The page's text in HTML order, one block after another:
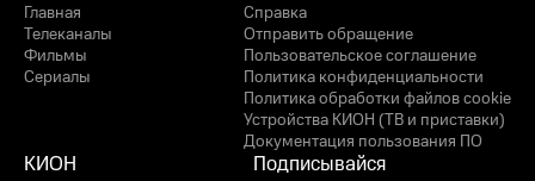
Главная
Телеканалы
Фильмы
Сериалы
Справка
Отправить обращение
Пользовательское соглашение
Политика конфиденциальности
Политика обработки файлов cookie
Устройства КИОН (ТВ и приставки)
Документация пользования ПО
КИОН Подписывайся